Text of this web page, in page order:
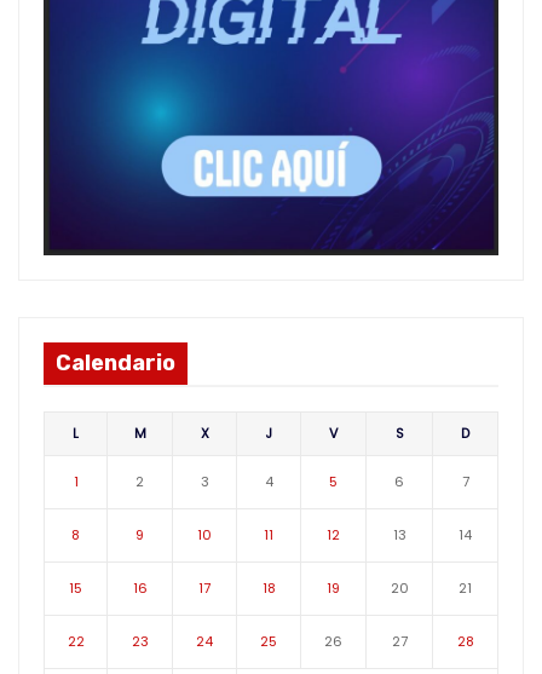
Calendario
L M X J V S D
1 2 3 4 5 6 7
8 9 10 11 12 13 14
15 16 17 18 19 20 21
22 23 24 25 26 27 28